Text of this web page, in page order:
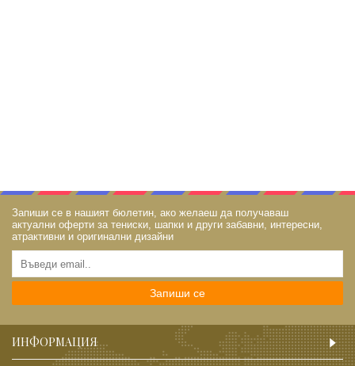
Запиши се в нашият бюлетин, ако желаеш да получаваш
актуални оферти за тениски, шапки и други забавни, интересни,
атрактивни и оригинални дизайни
Запиши се
ИНФОРМАЦИЯ